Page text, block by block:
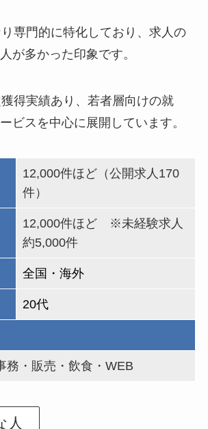
専門的に特化しており、求人の
が多かった印象です。
得実績あり、若者層向けの就
ビスを中心に展開しています。
12,000件ほど（公開求人170
件）
12,000件ほど ※未経験求人
約5,000件
全国・海外
20代
務・販売・飲食・WEB
人